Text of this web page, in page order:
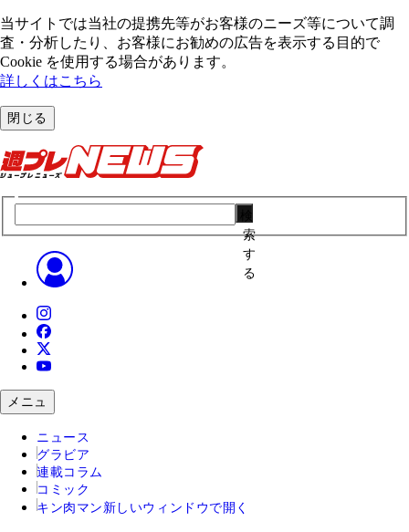
当サイトでは当社の提携先等がお客様のニーズ等について調
査・分析したり、お客様にお勧めの広告を表⽰する⽬的で
Cookie を使⽤する場合があります。
詳しくはこちら
閉じる
索
す
る
メニュ
ニュース
グラビア
連載コラム
コミック
キン肉マン 新しいウィンドウで開く